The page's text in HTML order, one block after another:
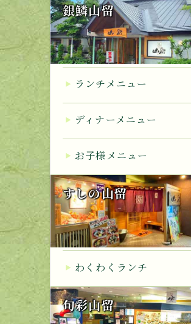
銀鱗山留
ランチメニュー
ディナーメニュー
お子様メニュー
すしの山留
わくわくランチ
旬彩山留